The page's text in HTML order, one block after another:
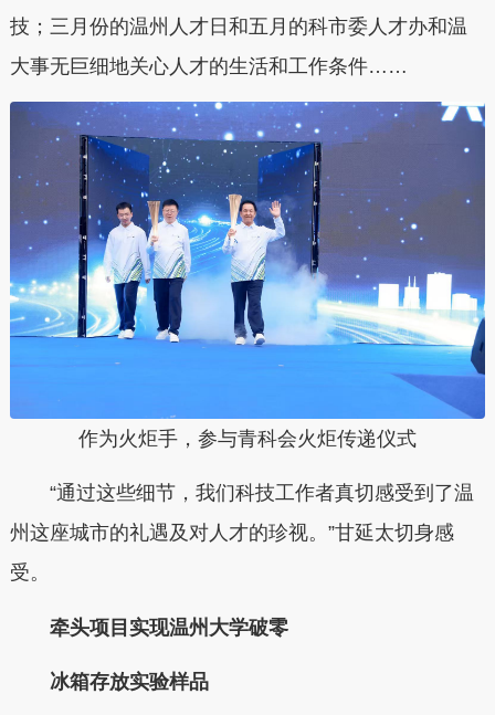
技；三月份的温州人才日和五月的科市委人才办和温
大事无巨细地关心人才的生活和工作条件……
作为火炬手，参与青科会火炬传递仪式
“通过这些细节，我们科技工作者真切感受到了温
州这座城市的礼遇及对人才的珍视。”甘延太切身感
受。
牵头项目实现温州大学破零
冰箱存放实验样品